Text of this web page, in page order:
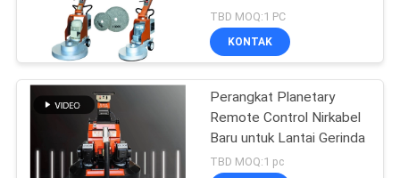
TBD MOQ:1 PC
KONTAK
Perangkat Planetary
Remote Control Nirkabel
Baru untuk Lantai Gerinda
TBD MOQ:1 pc